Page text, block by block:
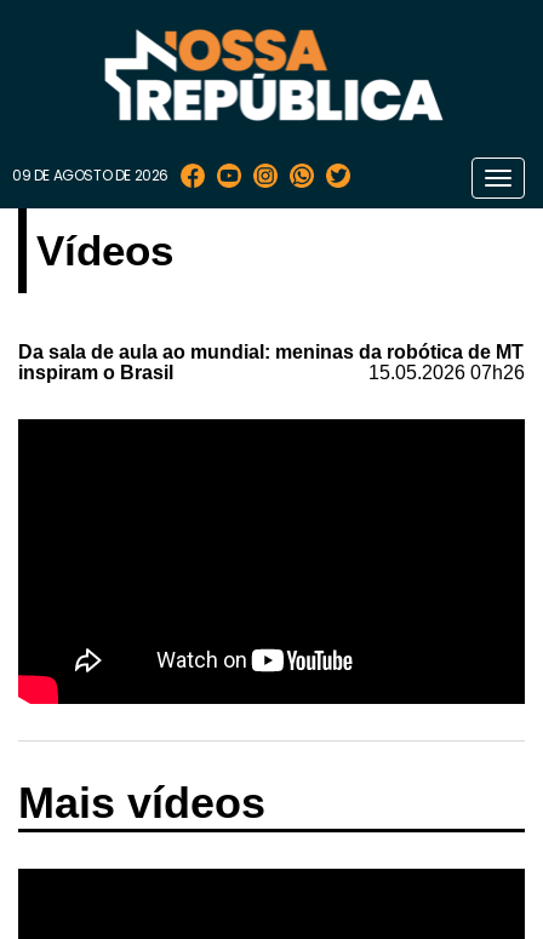
09 DE AGOSTO DE 2026
Vídeos
Da sala de aula ao mundial: meninas da robótica de MT
inspiram o Brasil
15.05.2026 07h26
Mais vídeos